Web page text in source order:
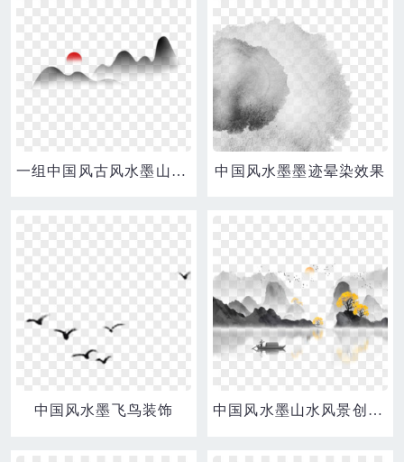
一组中国风古风水墨山水合集四元素 中国风水墨墨迹晕染效果
中国风水墨飞鸟装饰 中国风水墨山水风景创意元素